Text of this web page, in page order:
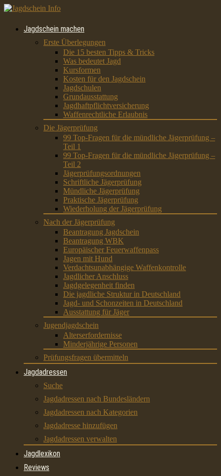
Jagdschein machen
Erste Überlegungen
Die 15 besten Tipps & Tricks
Was bedeutet Jagd
Kursformen
Kosten für den Jagdschein
Jagdschulen
Grundausstattung
Jagdhaftpflichtversicherung
Waffenrechtliche Erlaubnis
Die Jägerprüfung
99 Top-Fragen für die mündliche Jägerprüfung –
Teil 1
99 Top-Fragen für die mündliche Jägerprüfung –
Teil 2
Jägerprüfungsordnungen
Schriftliche Jägerprüfung
Mündliche Jägerprüfung
Praktische Jägerprüfung
Wiederholung der Jägerprüfung
Nach der Jägerprüfung
Beantragung Jagdschein
Beantragung WBK
Europäischer Feuerwaffenpass
Jagen mit Hund
Verdachtsunabhängige Waffenkontrolle
Jagdlicher Anschluss
Jagdgelegenheit finden
Die jagdliche Struktur in Deutschland
Jagd- und Schonzeiten in Deutschland
Ausstattung für Jäger
Jugendjagdschein
Alterserfordernisse
Minderjährige Personen
Prüfungsfragen übermitteln
Jagdadressen
Suche
Jagdadressen nach Bundesländern
Jagdadressen nach Kategorien
Jagdadresse hinzufügen
Jagdadressen verwalten
Jagdlexikon
Reviews